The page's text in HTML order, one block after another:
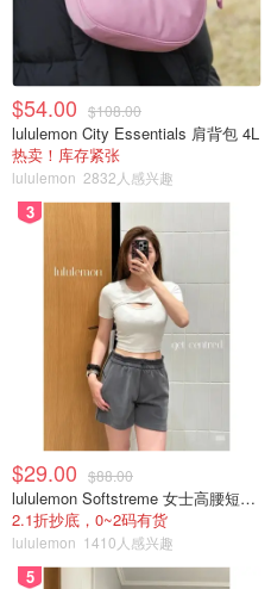
$54.00 $108.00
lululemon City Essentials 肩背包 4L
热卖！库存紧张
lululemon 2832人感兴趣
3
$29.00 $88.00
lululemon Softstreme 女士高腰短裤 10cm
2.1折抄底，0~2码有货
lululemon 1410人感兴趣
5